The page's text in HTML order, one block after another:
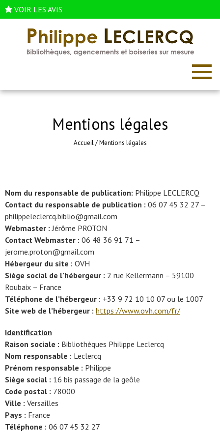
VOIR LES AVIS
Mentions légales
Accueil/Mentions légales
Nom du responsable de publication: Philippe LECLERCQ
Contact du responsable de publication : 06 07 45 32 27 –
philippeleclercq.biblio@gmail.com
Webmaster : Jérôme PROTON
Contact Webmaster : 06 48 36 91 71 –
jerome.proton@gmail.com
Hébergeur du site : OVH
Siège social de l’hébergeur : 2 rue Kellermann – 59100
Roubaix – France
Téléphone de l’hébergeur : +33 9 72 10 10 07 ou le 1007
Site web de l’hébergeur : https://www.ovh.com/fr/
Identification
Raison sociale : Bibliothèques Philippe Leclercq
Nom responsable : Leclercq
Prénom responsable : Philippe
Siège social : 16 bis passage de la geôle
Code postal : 78000
Ville : Versailles
Pays : France
Téléphone : 06 07 45 32 27